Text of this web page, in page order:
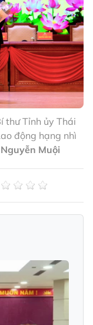
thư Tỉnh ủy Thái
động hạng nhì
Muội